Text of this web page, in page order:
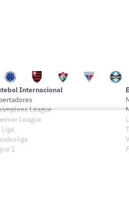
Internacional
League
League
Liga
1